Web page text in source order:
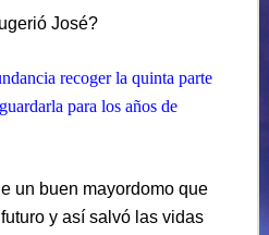
José?
recoger la quinta parte
para los años de
un buen mayordomo que
y así salvó las vidas